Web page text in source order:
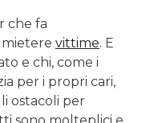
che fa
mietere vittime. E
e chi, come i
per i propri cari,
ostacoli per
sono molteplici e